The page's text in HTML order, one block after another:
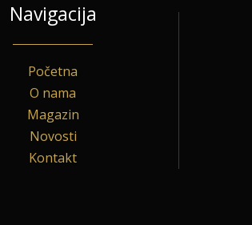
Navigacija
Početna
O nama
Magazin
Novosti
Kontakt